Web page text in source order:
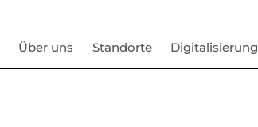
Über uns Standorte Digitalisierung